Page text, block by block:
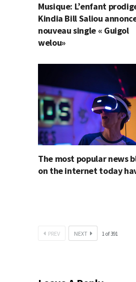
Musique: L’enfant
Kindia Bill Saliou
nouveau single « Guigol
welou»
The most popular news
on the internet today
PREV NEXT 1of391